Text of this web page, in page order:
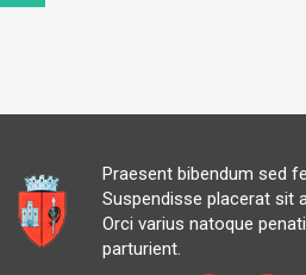
Praesent bibendum sed
Suspendisse placerat sit
Orci varius natoque
parturient.